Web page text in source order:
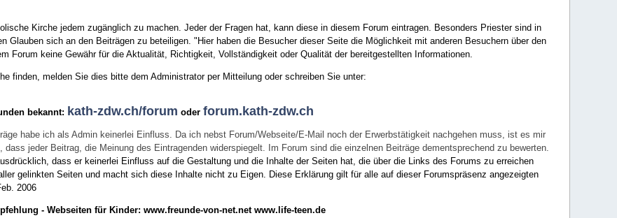
Kirche jedem zugänglich zu machen. Jeder der Fragen hat, kann diese in diesem Forum eintragen. Besonders Priester sind in
Glauben sich an den Beiträgen zu beteiligen. "Hier haben die Besucher dieser Seite die Möglichkeit mit anderen Besuchern über den
Forum keine Gewähr für die Aktualität, Richtigkeit, Vollständigkeit oder Qualität der bereitgestellten Informationen.
finden, melden Sie dies bitte dem Administrator per Mitteilung oder schreiben Sie unter:
bekannt: kath-zdw.ch/forum oderforum.kath-zdw.ch
habe ich als Admin keinerlei Einfluss. Da ich nebst Forum/Webseite/E-Mail noch der Erwerbstätigkeit nachgehen muss, ist es mir
jeder Beitrag, die Meinung des Eintragenden widerspiegelt. Im Forum sind die einzelnen Beiträge dementsprechend zu bewerten.
dass er keinerlei Einfluss auf die Gestaltung und die Inhalte der Seiten hat, die über die Links des Forums zu erreichen
gelinkten Seiten und macht sich diese Inhalte nicht zu Eigen. Diese Erklärung gilt für alle auf dieser Forumspräsenz angezeigten
2006
- Webseiten für Kinder: www.freunde-von-net.net www.life-teen.de